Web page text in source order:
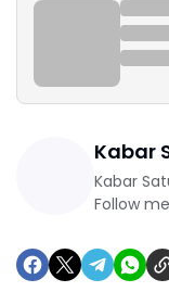
Kabar
Kabar
Follow